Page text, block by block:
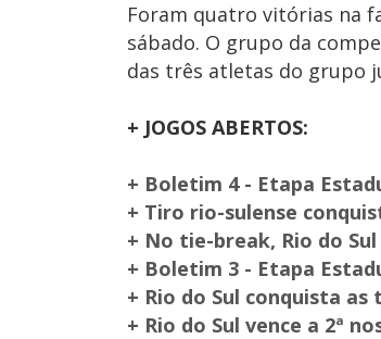
Foram quatro vitórias na
sábado. O grupo da
das três atletas do grupo
+ JOGOS ABERTOS:
+ Boletim 4 - Etapa
+ Tiro rio-sulense
+ No tie-break, Rio do
+ Boletim 3 - Etapa
+ Rio do Sul conquista
+ Rio do Sul vence a 2ª